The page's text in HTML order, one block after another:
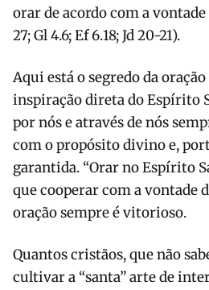
orar de acordo com a vontade
27; Gl 4.6; Ef 6.18; Jd 20-21).
Aqui está o segredo da
inspiração direta do Espírito
por nós e através de nós
com o propósito divino e,
garantida. “Orar no Espírito
que cooperar com a vontade
oração sempre é vitorioso.
Quantos cristãos, que não
cultivar a “santa” arte de